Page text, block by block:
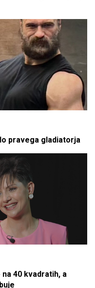
pravega gladiatorja
40 kvadratih, a